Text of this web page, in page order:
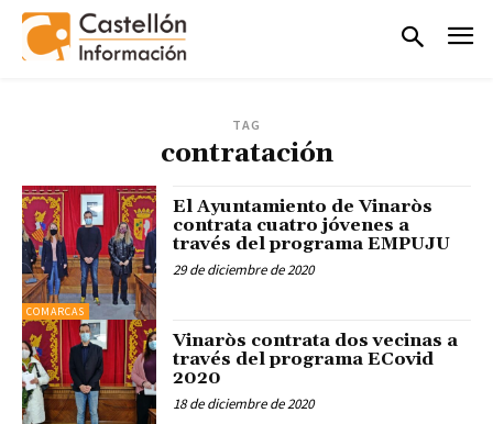
TAG
contratación
COMARCAS
El Ayuntamiento de Vinaròs
contrata cuatro jóvenes a
través del programa EMPUJU
29 de diciembre de 2020
Vinaròs contrata dos vecinas a
través del programa ECovid
2020
18 de diciembre de 2020